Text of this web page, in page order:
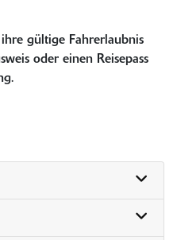
gültige Fahrerlaubnis
oder einen Reisepass